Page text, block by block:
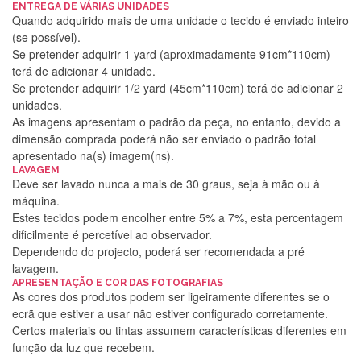
ENTREGA DE VÁRIAS UNIDADES
Quando adquirido mais de uma unidade o tecido é enviado inteiro
(se possível).
Se pretender adquirir 1 yard (aproximadamente 91cm*110cm)
terá de adicionar 4 unidade.
Se pretender adquirir 1/2 yard (45cm*110cm) terá de adicionar 2
unidades.
As imagens apresentam o padrão da peça, no entanto, devido a
dimensão comprada poderá não ser enviado o padrão total
apresentado na(s) imagem(ns).
LAVAGEM
Deve ser lavado nunca a mais de 30 graus, seja à mão ou à
máquina.
Estes tecidos podem encolher entre 5% a 7%, esta percentagem
dificilmente é percetível ao observador.
Dependendo do projecto, poderá ser recomendada a pré
lavagem.
APRESENTAÇÃO E COR DAS FOTOGRAFIAS
As cores dos produtos podem ser ligeiramente diferentes se o
ecrã que estiver a usar não estiver configurado corretamente.
Certos materiais ou tintas assumem características diferentes em
função da luz que recebem.
Silvia Lopes
Encomenda direitinha. Rapidez e segurança. Volto a
encomendar.